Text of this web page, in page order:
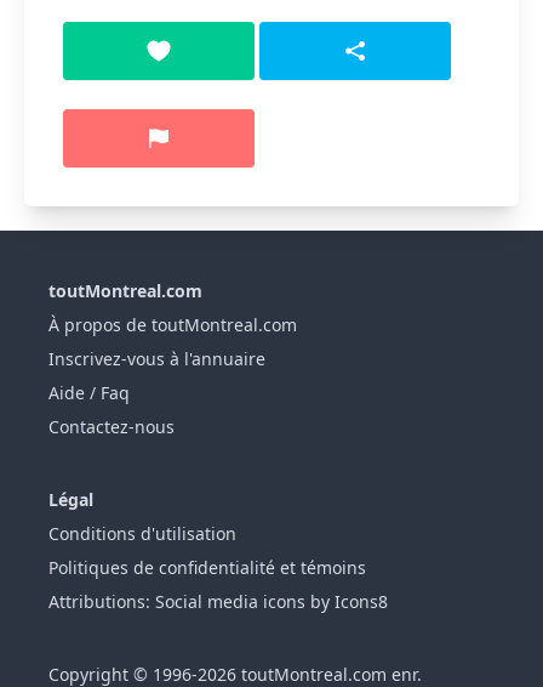
toutMontreal.com
À propos de toutMontreal.com
Inscrivez-vous à l'annuaire
Aide / Faq
Contactez-nous
Légal
Conditions d'utilisation
Politiques de confidentialité et témoins
Attributions: Social media icons by Icons8
Copyright © 1996-2026 toutMontreal.com enr.